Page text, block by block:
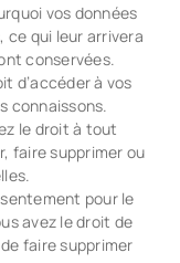
vos données
ce qui leur arrivera
conservées.
d’accéder à vos
connaissons.
le droit à tout
faire supprimer ou
pour le
avez le droit de
faire supprimer